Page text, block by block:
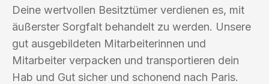
Deine wertvollen Besitztümer verdienen es, mit
äußerster Sorgfalt behandelt zu werden. Unsere
gut ausgebildeten Mitarbeiterinnen und
Mitarbeiter verpacken und transportieren dein
Hab und Gut sicher und schonend nach Paris.